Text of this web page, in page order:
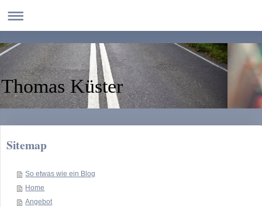
Thomas Küster
Sitemap
So etwas wie ein Blog
Home
Angebot